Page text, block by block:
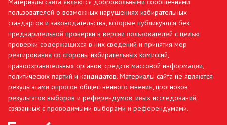
пользователей о возможных нарушениях избирательных
стандартов и законодательства, которые публикуются без
предварительной проверки в версии пользователей с целью
проверки содержащихся в них сведений и принятия мер
реагирования со стороны избирательных комиссий,
правоохранительных органов, средств массовой информации,
политических партий и кандидатов. Материалы сайта не являются
результатами опросов общественного мнения, прогнозов
результатов выборов и референдумов, иных исследований,
связанных с проводимыми выборами и референдумами.